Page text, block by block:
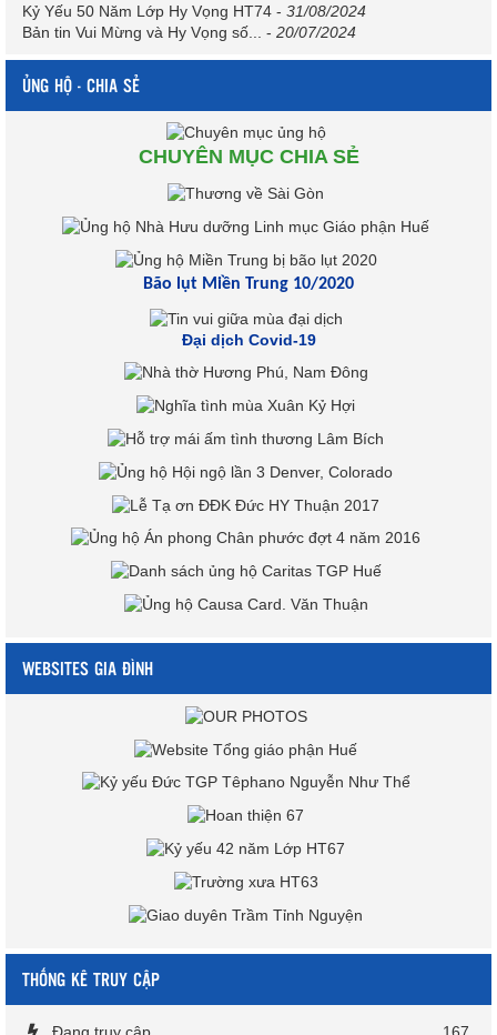
Kỷ Yếu 50 Năm Lớp Hy Vọng HT74 - 31/08/2024
Bản tin Vui Mừng và Hy Vọng số...
- 20/07/2024
ỦNG HỘ - CHIA SẺ
CHUYÊN MỤC CHIA SẺ
Bão lụt Miền Trung 10/2020
Đại dịch Covid-19
WEBSITES GIA ĐÌNH
THỐNG KÊ TRUY CẬP
Đang truy cập 167